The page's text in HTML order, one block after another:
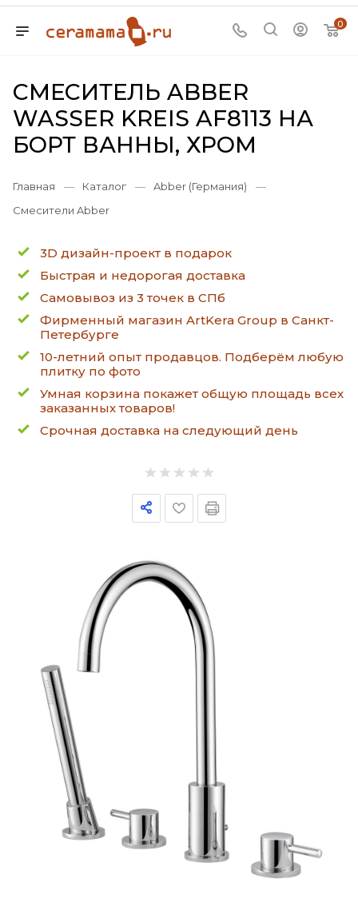
0
СМЕСИТЕЛЬ ABBER
WASSER KREIS AF8113 НА
БОРТ ВАННЫ, ХРОМ
Главная — Каталог — Abber (Германия)
—
Смесители Abber
3D дизайн-проект в подарок
Быстрая и недорогая доставка
Самовывоз из 3 точек в СПб
Фирменный магазин ArtKera Group в Санкт-
Петербурге
10-летний опыт продавцов. Подберём любую
плитку по фото
Умная корзина покажет общую площадь всех
заказанных товаров!
Срочная доставка на следующий день